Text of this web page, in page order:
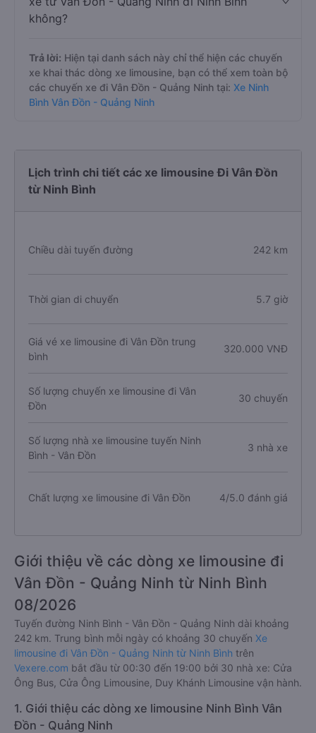
không?
Trả lời: Hiện tại danh sách này chỉ thể hiện các chuyến
xe khai thác dòng xe limousine, bạn có thể xem toàn bộ
các chuyến xe đi Vân Đồn - Quảng Ninh tại: Xe Ninh
Bình Vân Đồn - Quảng Ninh
Lịch trình chi tiết các xe limousine Đi Vân Đồn
từ Ninh Bình
Chiều dài tuyến đường 242 km
Thời gian di chuyển 5.7 giờ
Giá vé xe limousine đi Vân Đồn trung
bình
320.000 VNĐ
Số lượng chuyến xe limousine đi Vân
Đồn
30 chuyến
Số lượng nhà xe limousine tuyến Ninh
Bình - Vân Đồn
3 nhà xe
Chất lượng xe limousine đi Vân Đồn 4/5.0 đánh giá
Giới thiệu về các dòng xe limousine đi
Vân Đồn - Quảng Ninh từ Ninh Bình
08/2026
Tuyến đường Ninh Bình - Vân Đồn - Quảng Ninh dài khoảng
242 km. Trung bình mỗi ngày có khoảng 30 chuyến Xe
limousine đi Vân Đồn - Quảng Ninh từ Ninh Bình trên
Vexere.com bắt đầu từ 00:30 đến 19:00 bởi 30 nhà xe: Cửa
Ông Bus, Cửa Ông Limousine, Duy Khánh Limousine vận hành.
1. Giới thiệu các dòng xe limousine Ninh Bình Vân
Đồn - Quảng Ninh